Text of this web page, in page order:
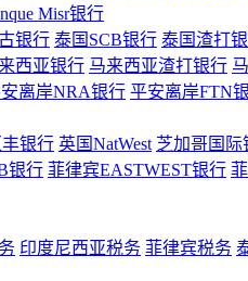
Misr银行
银行 泰国SCB银行 泰国渣打
西亚银行 马来西亚渣打银行
离岸NRA银行 平安离岸FTN
银行 英国NatWest 芝加哥国际
银行 菲律宾EASTWEST银行
印度尼西亚税务 菲律宾税务